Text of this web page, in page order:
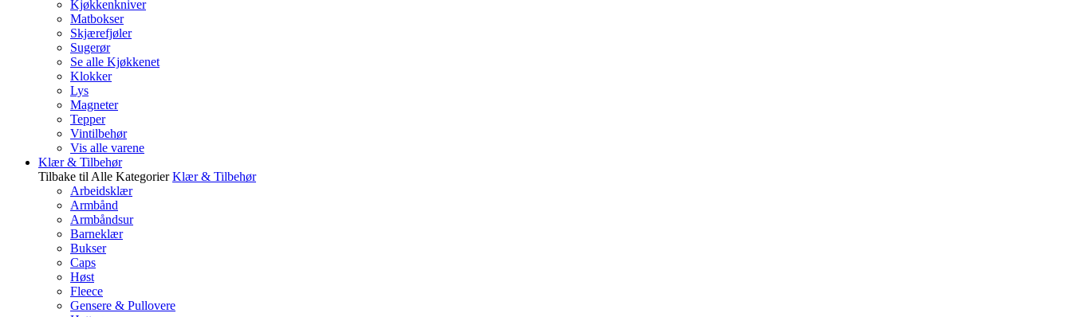
Kjøkkenkniver
Matbokser
Skjærefjøler
Sugerør
Se alle Kjøkkenet
Klokker
Lys
Magneter
Tepper
Vintilbehør
Vis alle varene
Klær & Tilbehør
Tilbake til Alle Kategorier Klær & Tilbehør
Arbeidsklær
Armbånd
Armbåndsur
Barneklær
Bukser
Caps
Høst
Fleece
Gensere & Pullovere